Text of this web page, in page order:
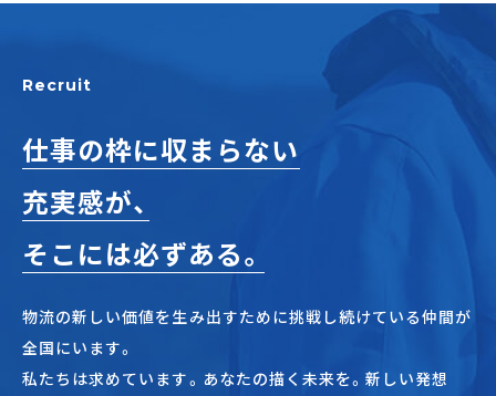
Recruit
仕事の枠に収まらない
充実感が、
そこには必ずある。
物流の新しい価値を生み出すために挑戦し続けている仲間が
全国にいます。
私たちは求めています。あなたの描く未来を。新しい発想